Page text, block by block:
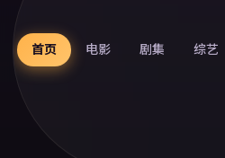
首页 电影 剧集 综艺